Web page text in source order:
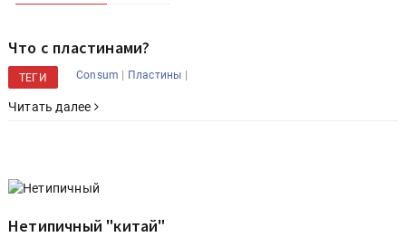
Что с пластинами?
ТЕГИ Consum | Пластины |
Читать далее
Нетипичный "китай"